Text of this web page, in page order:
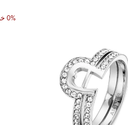
0% خصم